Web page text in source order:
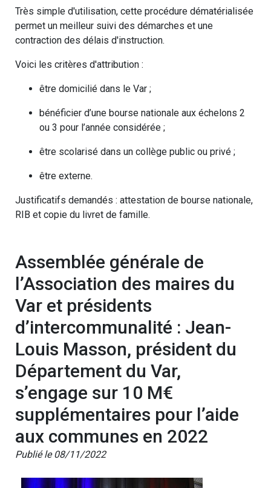
Très simple d'utilisation, cette procédure dématérialisée
permet un meilleur suivi des démarches et une
contraction des délais d'instruction.
Voici les critères d'attribution :
être domicilié dans le Var ;
bénéficier d’une bourse nationale aux échelons 2
ou 3 pour l’année considérée ;
être scolarisé dans un collège public ou privé ;
être externe.
Justificatifs demandés : attestation de bourse nationale,
RIB et copie du livret de famille.
Assemblée générale de
l’Association des maires du
Var et présidents
d’intercommunalité : Jean-
Louis Masson, président du
Département du Var,
s’engage sur 10 M€
supplémentaires pour l’aide
aux communes en 2022
Publié le 08/11/2022